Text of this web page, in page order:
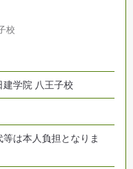
校
学院 八王子校
は本人負担となりま